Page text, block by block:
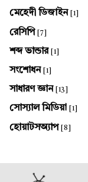
মেহেদী ডিজাইন [1]
রেসিপি [7]
শব্দ ভান্ডার [1]
সংশোধন [1]
সাধারণ জ্ঞান [13]
সোস্যাল মিডিয়া [1]
হোয়াটসঅ্যাপ [8]